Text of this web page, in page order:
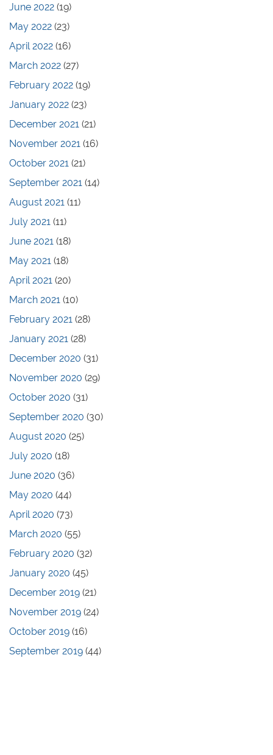
June 2022 (19)
May 2022 (23)
April 2022 (16)
March 2022 (27)
February 2022 (19)
January 2022 (23)
December 2021 (21)
November 2021 (16)
October 2021 (21)
September 2021 (14)
August 2021 (11)
July 2021 (11)
June 2021 (18)
May 2021 (18)
April 2021 (20)
March 2021 (10)
February 2021 (28)
January 2021 (28)
December 2020 (31)
November 2020 (29)
October 2020 (31)
September 2020 (30)
August 2020 (25)
July 2020 (18)
June 2020 (36)
May 2020 (44)
April 2020 (73)
March 2020 (55)
February 2020 (32)
January 2020 (45)
December 2019 (21)
November 2019 (24)
October 2019 (16)
September 2019 (44)